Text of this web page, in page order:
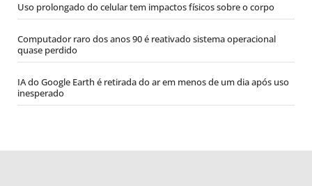
Uso prolongado do celular tem impactos físicos sobre o corpo
Computador raro dos anos 90 é reativado sistema operacional
quase perdido
IA do Google Earth é retirada do ar em menos de um dia após uso
inesperado